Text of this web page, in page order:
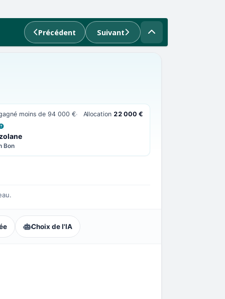
Précédent Suivant
moins de 94 000 € Allocation 22 000 €
DÉFINITION
Bon
Choix de l'IA